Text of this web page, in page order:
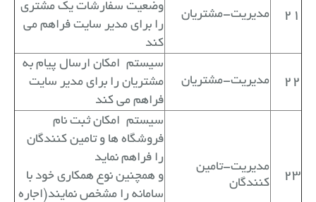
21 مدیریت-مشتریان
وضعیت سفارشات یک مشتری
را برای مدیر سایت فراهم می
کند
22 مدیریت-مشتریان
سیستم امکان ارسال پیام به
مشتریان را برای مدیر سایت
فراهم می کند
23
مدیریت-تامین
کنندگان
سیستم امکان ثبت نام
فروشگاه ها و تامین کنندگان
را فراهم نماید
و همچنین نوع همکاری خود با
سامانه را مشخص نمایند(اجاره